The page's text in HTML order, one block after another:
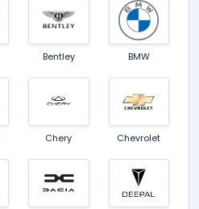
Bentley BMW
Chery Chevrolet